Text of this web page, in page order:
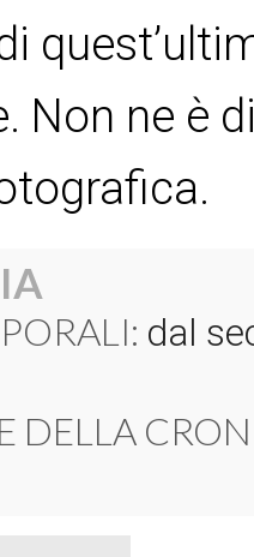
Non ne è
dal
DELLA